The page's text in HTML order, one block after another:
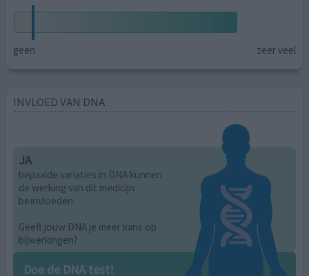
geen zeer veel
INVLOED VAN DNA
JA
bepaalde variaties in DNA kunnen
de werking van dit medicijn
beïnvloeden.
Geeft jouw DNA je meer kans op
bijwerkingen?
Doe de DNA test!